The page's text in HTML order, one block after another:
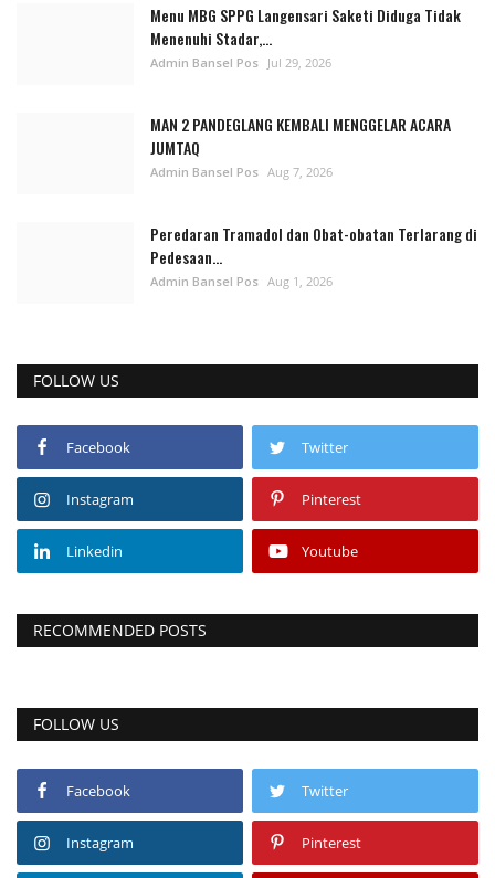
Menu MBG SPPG Langensari Saketi Diduga Tidak
Menenuhi Stadar,...
Admin Bansel Pos Jul 29, 2026
MAN 2 PANDEGLANG KEMBALI MENGGELAR ACARA
JUMTAQ
Admin Bansel Pos Aug 7, 2026
Peredaran Tramadol dan Obat-obatan Terlarang di
Pedesaan...
Admin Bansel Pos Aug 1, 2026
FOLLOW US
Facebook Twitter
Instagram Pinterest
Linkedin Youtube
RECOMMENDED POSTS
FOLLOW US
Facebook Twitter
Instagram Pinterest